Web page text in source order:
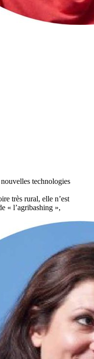
technologies
très rural, elle n’est
« l’agribashing »,